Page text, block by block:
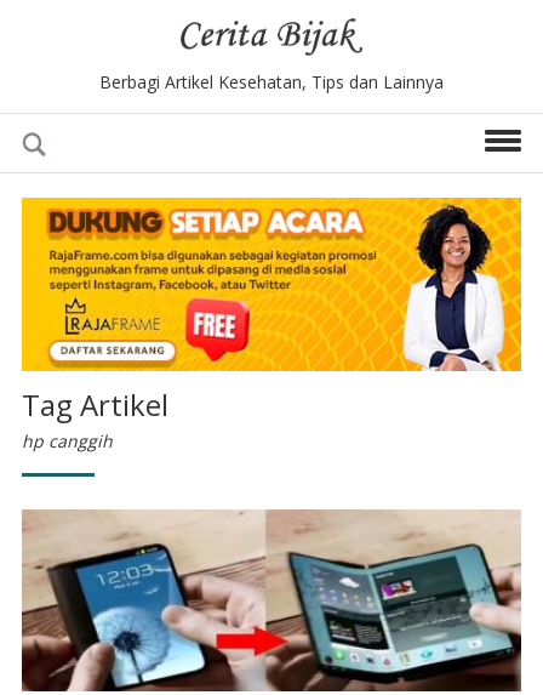
Berbagi Artikel Kesehatan, Tips dan Lainnya
Tag Artikel
hp canggih